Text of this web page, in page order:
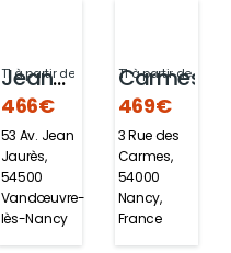
Jean
Jaurès
466€
T1 à partir de
53 Av. Jean
Jaurès,
54500
Vandœuvre-
lès-Nancy
Carmes
469€
T1 à partir de
3 Rue des
Carmes,
54000
Nancy,
France